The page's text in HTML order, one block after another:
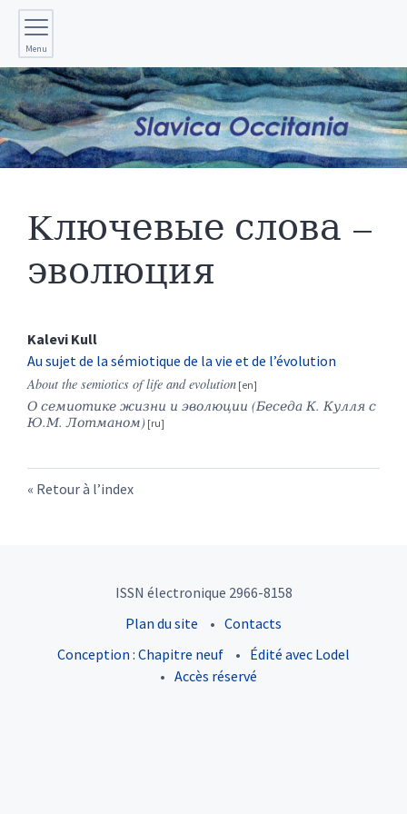
Menu
Kлючевые слова –
эволюция
Kalevi Kull
Au sujet de la sémiotique de la vie et de l’évolution
About the semiotics of life and evolution
О семиотике жизни и эволюции (Беседа К. Кулля с
Ю.М. Лотманом)
Retour à l’index
ISSN électronique 2966-8158
Plan du site
Contacts
Conception : Chapitre neuf
Édité avec Lodel
Accès réservé